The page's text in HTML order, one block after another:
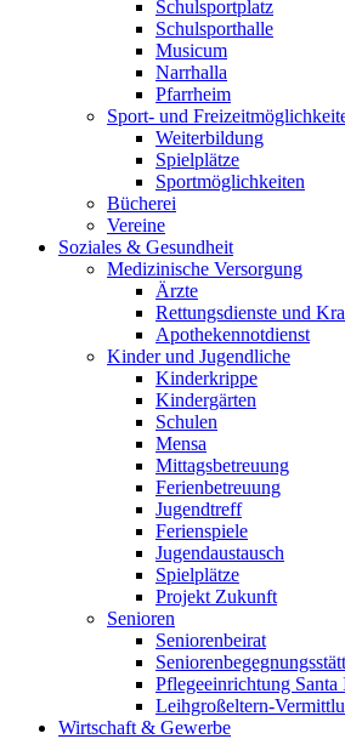
Schulsportplatz
Schulsporthalle
Musicum
Narrhalla
Pfarrheim
Sport- und
Weiterbildung
Spielplätze
Sportmöglichkeiten
Bücherei
Vereine
Soziales & Gesundheit
Medizinische Versorgung
Ärzte
Rettungsdienste und
Apothekennotdienst
Kinder und Jugendliche
Kinderkrippe
Kindergärten
Schulen
Mensa
Mittagsbetreuung
Ferienbetreuung
Jugendtreff
Ferienspiele
Jugendaustausch
Spielplätze
Projekt Zukunft
Senioren
Seniorenbeirat
Pflegeeinrichtung Santa
Leihgroßeltern-
Wirtschaft & Gewerbe